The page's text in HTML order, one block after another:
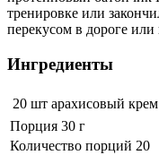
тренировке или
перекусом в дороге или
Ингредиенты
20 шт арахисовый крем
Порция 30 г
Количество порций 20